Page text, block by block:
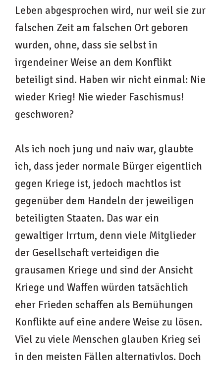
Leben abgesprochen wird, nur weil sie zur
falschen Zeit am falschen Ort geboren
wurden, ohne, dass sie selbst in
irgendeiner Weise an dem Konflikt
beteiligt sind. Haben wir nicht einmal: Nie
wieder Krieg! Nie wieder Faschismus!
geschworen?
Als ich noch jung und naiv war, glaubte
ich, dass jeder normale Bürger eigentlich
gegen Kriege ist, jedoch machtlos ist
gegenüber dem Handeln der jeweiligen
beteiligten Staaten. Das war ein
gewaltiger Irrtum, denn viele Mitglieder
der Gesellschaft verteidigen die
grausamen Kriege und sind der Ansicht
Kriege und Waffen würden tatsächlich
eher Frieden schaffen als Bemühungen
Konflikte auf eine andere Weise zu lösen.
Viel zu viele Menschen glauben Krieg sei
in den meisten Fällen alternativlos. Doch